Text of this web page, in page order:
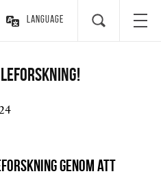
Language
genom att